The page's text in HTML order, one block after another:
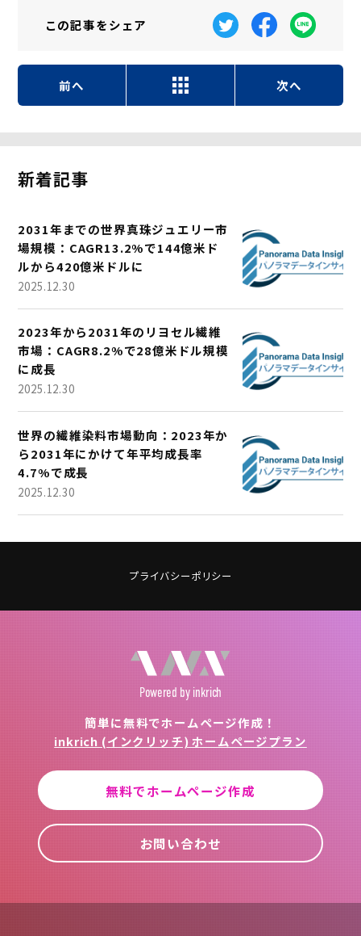
この記事をシェア
前へ 次へ
新着記事
2031年までの世界真珠ジュエリー市
場規模：CAGR13.2%で144億米ド
ルから420億米ドルに
2025.12.30
2023年から2031年のリヨセル繊維
市場：CAGR8.2%で28億米ドル規模
に成長
2025.12.30
世界の繊維染料市場動向：2023年か
ら2031年にかけて年平均成長率
4.7%で成長
2025.12.30
プライバシーポリシー
Powered by inkrich
簡単に無料でホームページ作成！
inkrich (インクリッチ) ホームページプラン
無料でホームページ作成
お問い合わせ